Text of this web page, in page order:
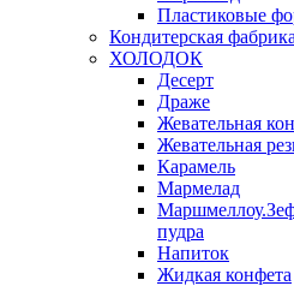
Пластиковые
Кондитерская
ХОЛОДОК
Десерт
Драже
Жевательная
Жевательная
Карамель
Мармелад
пудра
Напиток
Жидкая конфета